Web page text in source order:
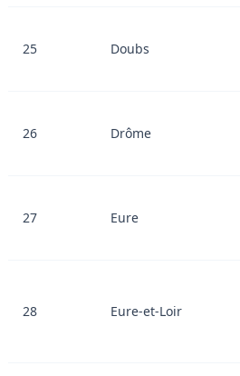
25 Doubs
26 Drôme
27 Eure
28 Eure-et-Loir